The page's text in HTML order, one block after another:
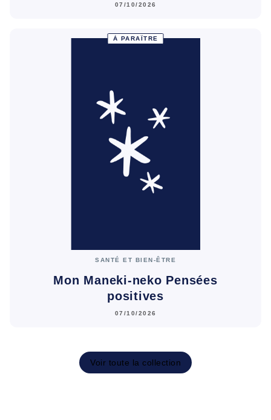
07/10/2026
À PARAÎTRE
SANTÉ ET BIEN-ÊTRE
Mon Maneki-neko Pensées
positives
07/10/2026
Voir toute la collection